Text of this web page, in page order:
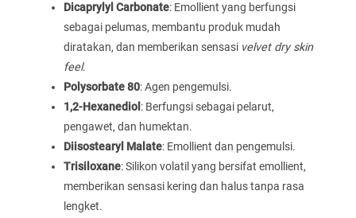
Dicaprylyl Carbonate: Emollient yang berfungsi
sebagai pelumas, membantu produk mudah
diratakan, dan memberikan sensasi velvet dry skin
feel.
Polysorbate 80: Agen pengemulsi.
1,2-Hexanediol : Berfungsi sebagai pelarut,
pengawet, dan humektan.
Diisostearyl Malate: Emollient dan pengemulsi.
Trisiloxane: Silikon volatil yang bersifat emollient,
memberikan sensasi kering dan halus tanpa rasa
lengket.